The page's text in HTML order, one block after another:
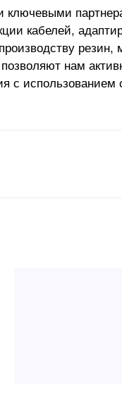
ключевыми
кабелей,
нам
с